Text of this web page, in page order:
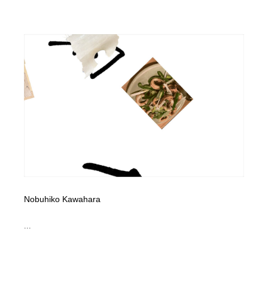
Nobuhiko Kawahara
...